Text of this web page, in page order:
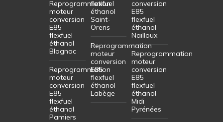
Reprogrammation
moteur
conversion
E85
flexfuel
éthanol
Blagnac
Reprogrammation
moteur
conversion
E85
flexfuel
éthanol
Pamiers
flexfuel
éthanol
Saint-
Orens
Reprogrammation
moteur
conversion
E85
flexfuel
éthanol
Labège
conversion
E85
flexfuel
éthanol
Nailloux
Reprogrammation
moteur
conversion
E85
flexfuel
éthanol
Midi
Pyrénées